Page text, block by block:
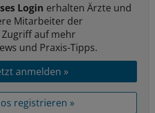
Login erhalten Ärzte und
Mitarbeiter der
auf mehr
und Praxis-Tipps.
anmelden »
registrieren »